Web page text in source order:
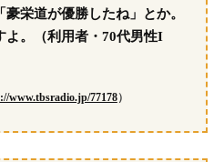
栄道が優勝したね」とか。
よ。（利用者・70代男性I
www.tbsradio.jp/77178）